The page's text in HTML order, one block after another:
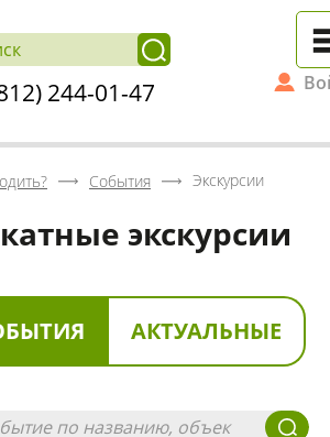
244-01-47
События Экскурсии
экскурсии
АКТУАЛЬНЫЕ